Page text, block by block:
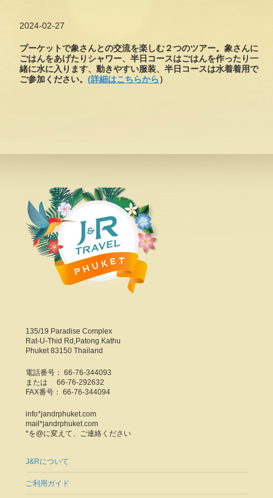
2024-02-27
プーケットで象さんとの交流を楽しむ２つのツアー。象さんに
ごはんをあげたりシャワー、半日コースはごはんを作ったり一
緒に水に入ります、動きやすい服装、半日コースは水着着用で
ご参加ください。(詳細はこちらから）
135/19 Paradise Complex
Rat-U-Thid Rd,Patong Kathu
Phuket 83150 Thailand
電話番号： 66-76-344093
または 66-76-292632
FAX番号： 66-76-344094
info*jandrphuket.com
mail*jandrphuket.com
*を@に変えて、ご連絡ください
J&Rについて
ご利用ガイド